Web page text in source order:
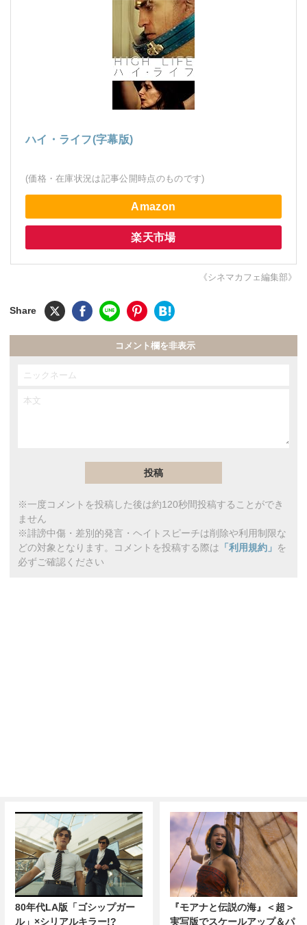
ハイ・ライフ(字幕版)
(価格・在庫状況は記事公開時点のものです)
Amazon
楽天市場
《シネマカフェ編集部》
コメント欄を非表示
※一度コメントを投稿した後は約120秒間投稿することができ
ません
※誹謗中傷・差別的発言・ヘイトスピーチは削除や利用制限な
どの対象となります。コメントを投稿する際は 「利用規約」 を
必ずご確認ください
80年代LA版「ゴシップガー
ル」×シリアルキラー!?
『モアナと伝説の海』＜超＞
実写版でスケールアップ＆パ